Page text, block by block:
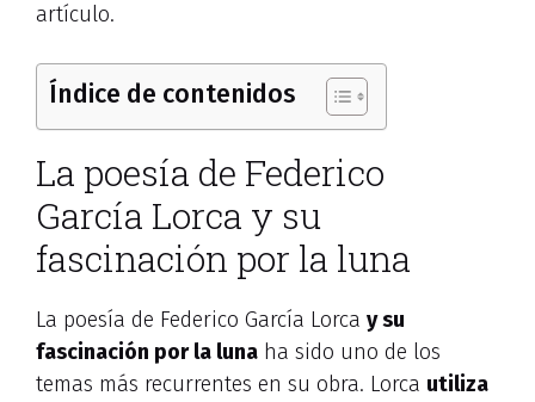
artículo.
Índice de contenidos
La poesía de Federico
García Lorca y su
fascinación por la luna
La poesía de Federico García Lorca y su
fascinación por la luna ha sido uno de los
temas más recurrentes en su obra. Lorca utiliza